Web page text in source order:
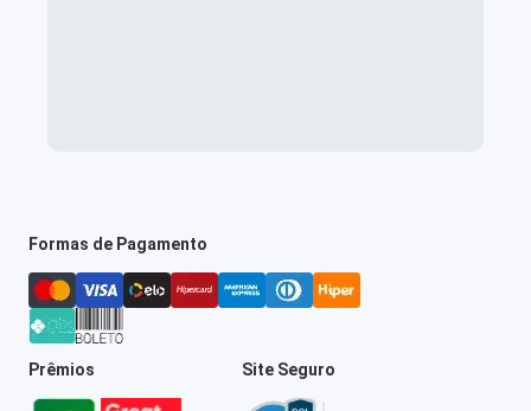
Formas de Pagamento
Prêmios Site Seguro